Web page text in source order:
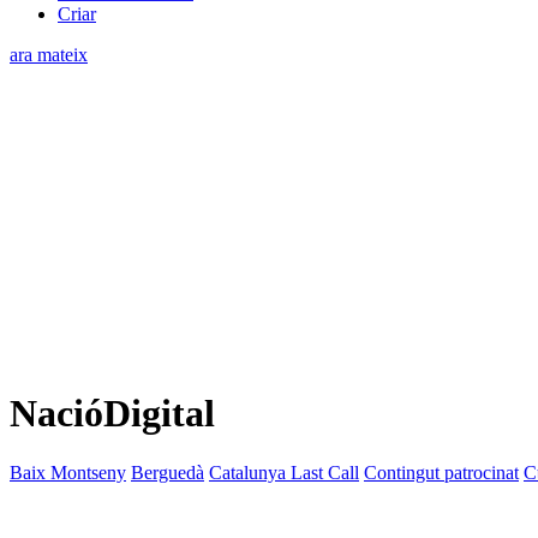
Criar
ara mateix
NacióDigital
Baix Montseny Berguedà Catalunya Last Call Contingut patrocinat